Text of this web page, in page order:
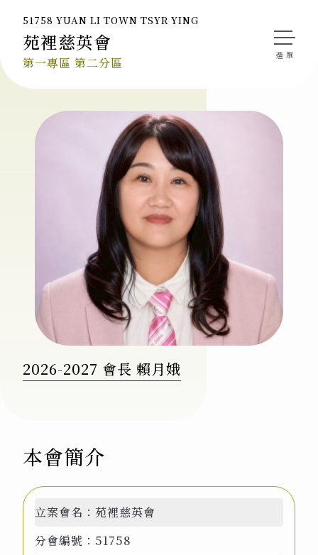
51758 YUAN LI TOWN TSYR YING
苑裡慈英會
第一專區 第二分區
2026-2027 會長 賴月娥
本會簡介
立案會名： 苑裡慈英會
分會編號： 51758